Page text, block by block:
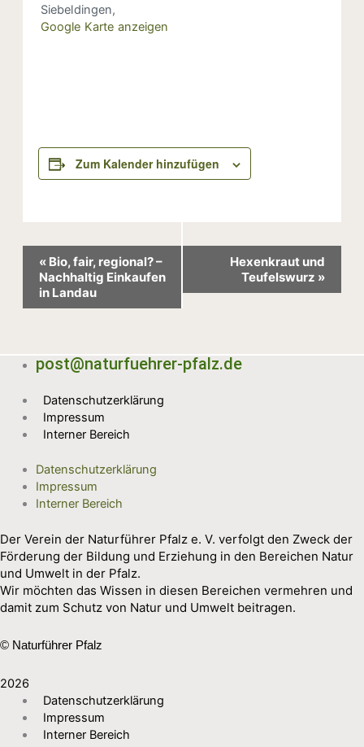
Siebeldingen,
Google Karte anzeigen
Zum Kalender hinzufügen
Veranstaltung-
Navigation
«Bio, fair, regional? –
Nachhaltig Einkaufen
in Landau
Hexenkraut und
Teufelswurz »
post@naturfuehrer-pfalz.de
Datenschutzerklärung
Impressum
Interner Bereich
Datenschutzerklärung
Impressum
Interner Bereich
Der Verein der Naturführer Pfalz e. V. verfolgt den Zweck der
Förderung der Bildung und Erziehung in den Bereichen Natur
und Umwelt in der Pfalz.
Wir möchten das Wissen in diesen Bereichen vermehren und
damit zum Schutz von Natur und Umwelt beitragen.
© Naturführer Pfalz
2026
Datenschutzerklärung
Impressum
Interner Bereich